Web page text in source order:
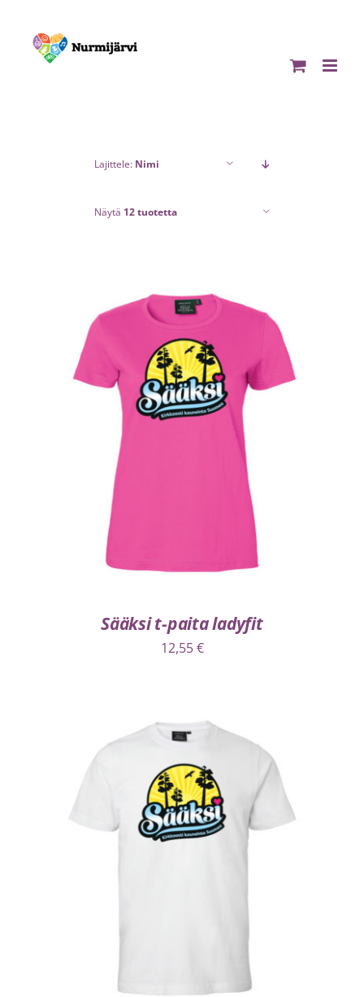
content
Lajittele: Nimi
Näytä 12 tuotetta
VALITSE VAIHTOEHDOISTA LISÄTIEDOT
Sääksi t-paita ladyfit
12,55€